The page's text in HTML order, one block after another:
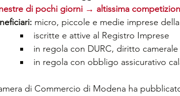
di pochi giorni → altissima
micro, piccole e medie imprese
iscritte e attive al Registro Imprese
in regola con DURC, diritto
in regola con obbligo assicurativo
di Commercio di Modena ha